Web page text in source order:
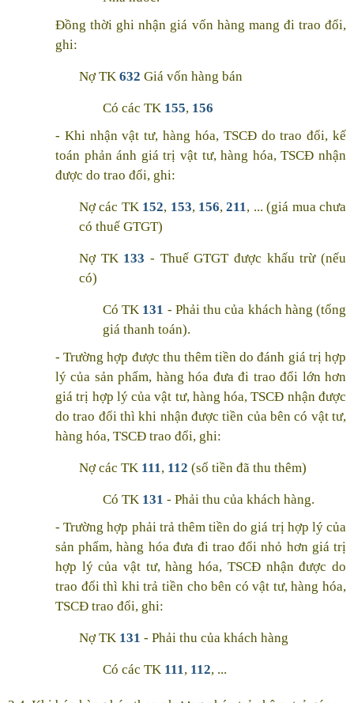
Đồng thời ghi nhận giá vốn hàng mang đi trao đổi,
ghi:
Nợ TK 632 Giá vốn hàng bán
Có các TK 155, 156
- Khi nhận vật tư, hàng hóa, TSCĐ do trao đổi, kế
toán phản ánh giá trị vật tư, hàng hóa, TSCĐ nhận
được do trao đổi, ghi:
Nợ các TK 152, 153, 156,211, ... (giá mua chưa
có thuế GTGT)
Nợ TK 133 - Thuế GTGT được khấu trừ (nếu
có)
Có TK 131 - Phải thu của khách hàng (tổng
giá thanh toán).
- Trường hợp được thu thêm tiền do đánh giá trị hợp
lý của sản phẩm, hàng hóa đưa đi trao đổi lớn hơn
giá trị hợp lý của vật tư, hàng hóa, TSCĐ nhận được
do trao đổi thì khi nhận được tiền của bên có vật tư,
hàng hóa, TSCĐ trao đổi, ghi:
Nợ các TK 111, 112 (số tiền đã thu thêm)
Có TK 131 - Phải thu của khách hàng.
- Trường hợp phải trả thêm tiền do giá trị hợp lý của
sản phẩm, hàng hóa đưa đi trao đổi nhỏ hơn giá trị
hợp lý của vật tư, hàng hóa, TSCĐ nhận được do
trao đổi thì khi trả tiền cho bên có vật tư, hàng hóa,
TSCĐ trao đổi, ghi:
Nợ TK 131 - Phải thu của khách hàng
Có các TK 111, 112, ...